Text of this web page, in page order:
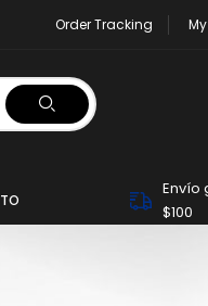
Order Tracking
Envío
$100